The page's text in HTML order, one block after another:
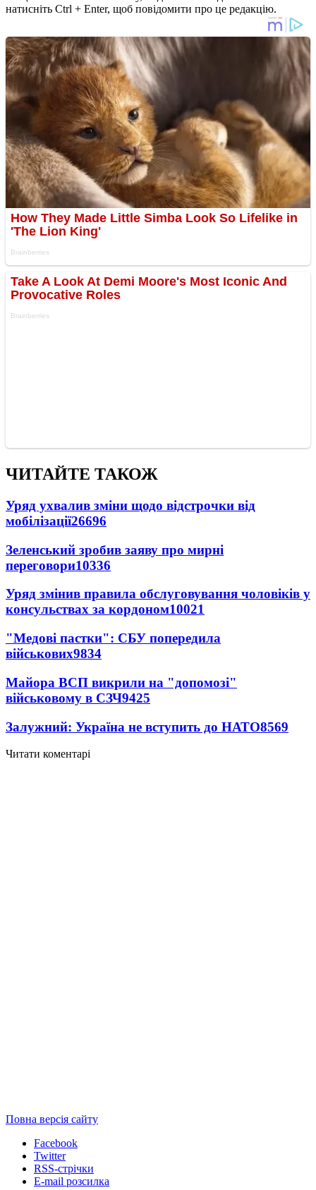
натисніть Ctrl + Enter, щоб повідомити про це редакцію.
ЧИТАЙТЕ ТАКОЖ
Уряд ухвалив зміни щодо відстрочки від
мобілізації26696
Зеленський зробив заяву про мирні
переговори10336
Уряд змінив правила обслуговування чоловіків у
консульствах за кордоном10021
"Медові пастки": СБУ попередила
військових9834
Майора ВСП викрили на "допомозі"
військовому в СЗЧ9425
Залужний: Україна не вступить до НАТО8569
Читати коментарі
Повна версія сайту
Facebook
Twitter
RSS-стрічки
E-mail розсилка